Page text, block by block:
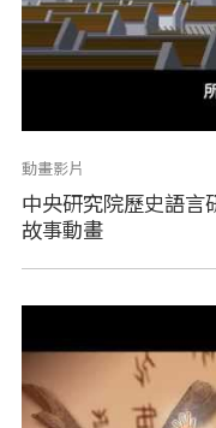
動畫影片
中央研究院歷史語言
故事動畫